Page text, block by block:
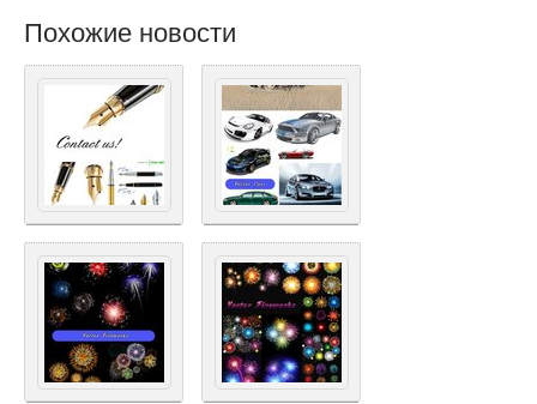
Похожие новости